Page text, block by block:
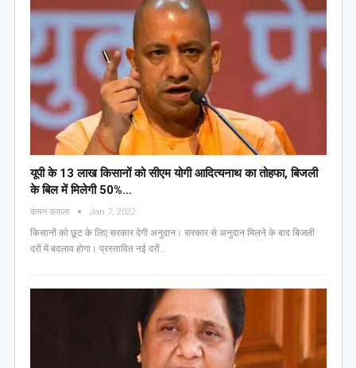
यूपी के 13 लाख किसानों को सीएम योगी आद‍ित्‍यनाथ का तोहफा, ब‍िजली
के ब‍िल में म‍िलेगी 50%…
कंचन उजाला Jan 7, 2022
किसानों को छूट के लिए सरकार देगी अनुदान। सरकार से अनुदान मिलने के बाद बिजली
दरों में बदलाव होगा। प्रस्तावित नई दरों…